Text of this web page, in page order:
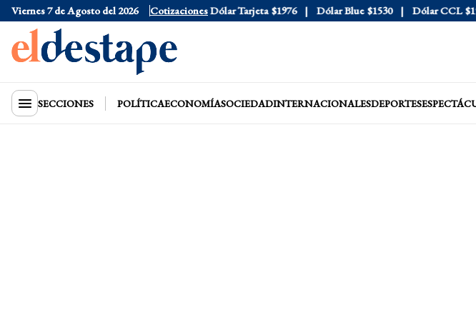
Viernes 7 de Agosto del 2026 Cotizaciones
Dólar Oficial $1520 Dólar Tarjeta $1976 Dólar Blue $1530 Dólar CCL
SECCIONES POLÍTICAECONOMÍASOCIEDADINTERNACIONALESDEPORTES